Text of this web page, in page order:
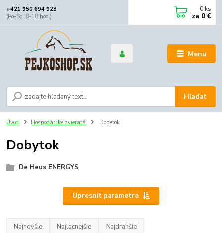
Menu
Hľadať
+421 950 694 923
(Po-So, 8-18 hod.)
0 ks
za 0 €
Úvod Hospodárske zvieratá Dobytok
Dobytok
De Heus ENERGYS
Upresniť parametre
Najnovšie Najlacnejšie Najdrahšie